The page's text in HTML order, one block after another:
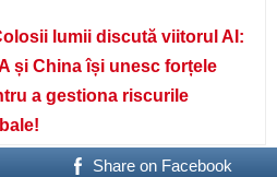
lumii discută viitorul AI:
și China își unesc forțele
a gestiona riscurile
Share on Facebook